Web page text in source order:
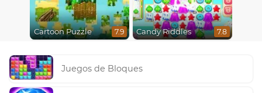
Cartoon Puzzle 7.9 Candy Riddles 7.8
Juegos de Bloques